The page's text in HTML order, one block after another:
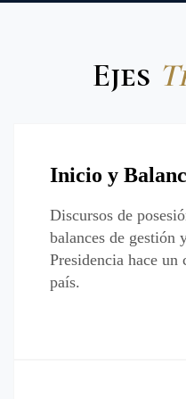
Ejes
Inicio y
Discursos de
balances de gestión
Presidencia hace un
país.